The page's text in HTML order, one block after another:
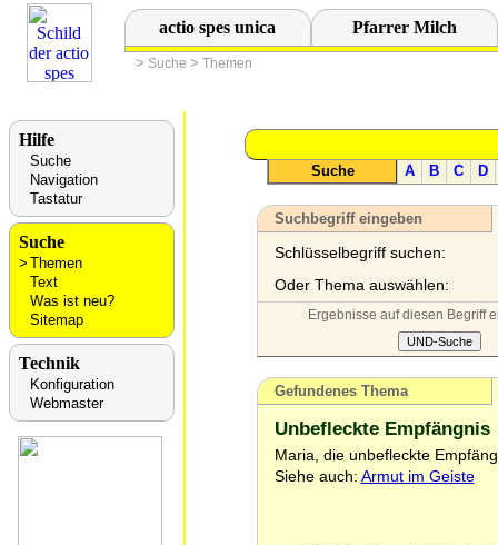
actio spes unica Pfarrer Milch
> Suche > Themen
Hilfe
Suche
Navigation
Tastatur
Suche
Themen
Text
Was ist neu?
Sitemap
Technik
Konfiguration
Webmaster
Suche A B C D
Suchbegriff eingeben
Schlüsselbegriff suchen:
Oder Thema auswählen:
Ergebnisse auf diesen Begriff
Gefundenes Thema
Unbefleckte Empfängnis
Maria, die unbefleckte
Siehe auch: Armut im Geiste